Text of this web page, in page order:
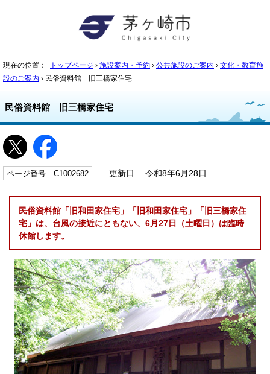
現在の位置： トップページ › 施設案内・予約 › 公共施設のご案内 › 文化・教育施
設のご案内 › 民俗資料館 旧三橋家住宅
民俗資料館 旧三橋家住宅
ページ番号 C1002682 更新日 令和8年6月28日
民俗資料館「旧和田家住宅」「旧和田家住宅」「旧三橋家住
宅」は、台風の接近にともない、6月27日（土曜日）は臨時
休館します。